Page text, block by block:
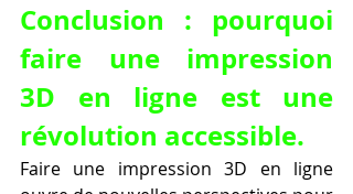
Conclusion : pourquoi
faire une impression
3D en ligne est une
révolution accessible.
Faire une impression 3D en ligne